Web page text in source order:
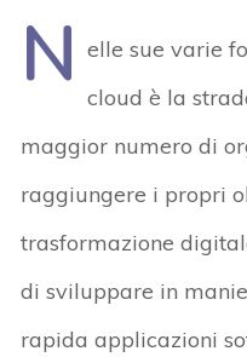
N elle sue varie
cloud è la
maggior numero di
raggiungere i propri
trasformazione
di sviluppare in
rapida applicazioni